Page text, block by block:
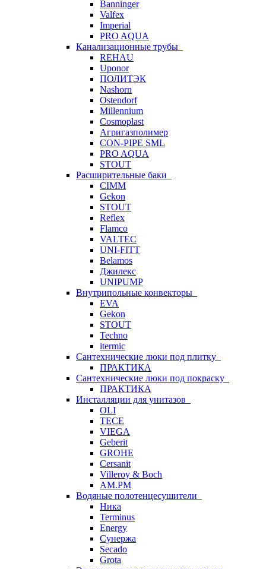
Banninger
Valfex
Imperial
PRO AQUA
Канализационные трубы
REHAU
Uponor
ПОЛИТЭК
Nashorn
Ostendorf
Millennium
Cosmoplast
Агригазполимер
CON-PIPE SML
PRO AQUA
STOUT
Расширительные баки
CIMM
Gekon
STOUT
Reflex
Flamco
VALTEC
UNI-FITT
Belamos
Джилекс
UNIPUMP
Внутрипольные конвекторы
EVA
Gekon
STOUT
Techno
itermic
Сантехнические люки под плитку
ПРАКТИКА
Сантехнические люки под покраску
ПРАКТИКА
Инсталляции для унитазов
OLI
TECE
VIEGA
Geberit
GROHE
Cersanit
Villeroy & Boch
AM.PM
Водяные полотенцесушители
Ника
Terminus
Energy
Сунержа
Secado
Grota